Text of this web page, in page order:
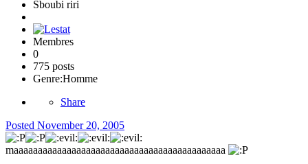
Sboubi riri
Membres
0
775 posts
Genre:Homme
Share
Posted November 20, 2005
maaaaaaaaaaaaaaaaaaaaaaaaaaaaaaaaaaaaaaaaaaaa